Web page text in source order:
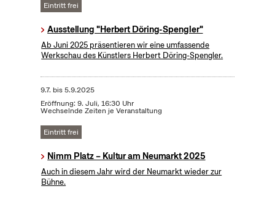
Eintritt frei
Ausstellung "Herbert Döring-Spengler"
Ab Juni 2025 präsentieren wir eine umfassende
Werkschau des Künstlers Herbert Döring-Spengler.
9.7. bis5.9.2025
Eröffnung: 9. Juli, 16:30 Uhr
Wechselnde Zeiten je Veranstaltung
Eintritt frei
Nimm Platz – Kultur am Neumarkt 2025
Auch in diesem Jahr wird der Neumarkt wieder zur
Bühne.